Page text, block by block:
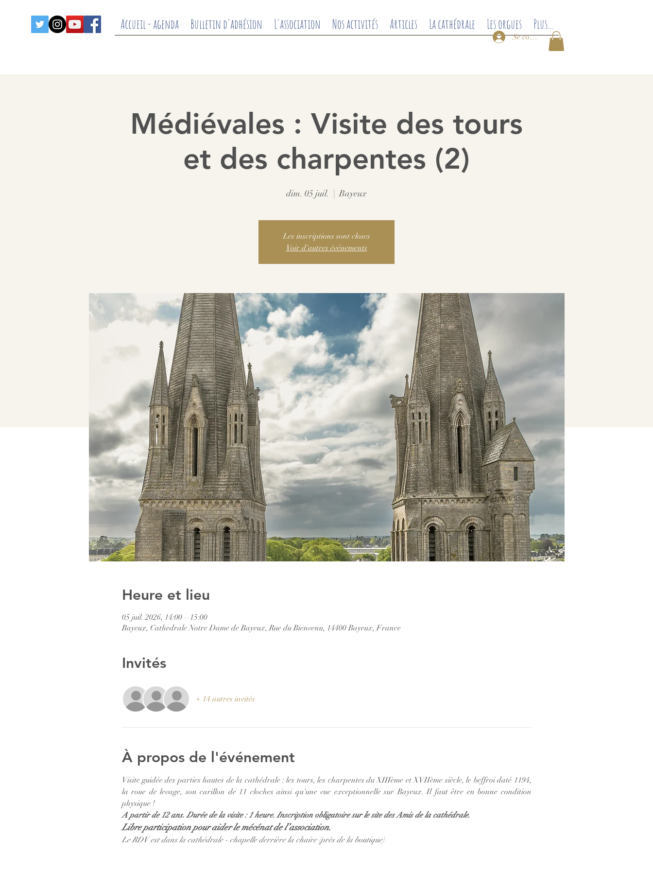
Accueil - agenda Bulletin d'adhésion L'association Nos activités Articles La cathédrale Les orgues Plus...
Se connecter
Médiévales : Visite des tours
et des charpentes (2)
dim. 05 juil.
  |
Bayeux
Les inscriptions sont closes
Voir d'autres événements
Heure et lieu
05 juil. 2026, 14:00 – 15:00
Bayeux, Cathedrale Notre Dame de Bayeux, Rue du Bienvenu, 14400 Bayeux, France
Invités
+ 14 autres invités
À propos de l'événement
Visite guidée des parties hautes de la cathédrale : les tours, les charpentes du XIIIème et XVIIème siècle, le beffroi daté 1194,
la roue de levage, son carillon de 11 cloches ainsi qu'une vue exceptionnelle sur Bayeux. Il faut être en bonne condition
physique !
A partir de 12 ans. Durée de la visite : 1 heure. Inscription obligatoire sur le site des Amis de la cathédrale.
Libre participation pour aider le mécénat de l’association.
Le RDV est dans la cathédrale - chapelle derrière la chaire (près de la boutique)